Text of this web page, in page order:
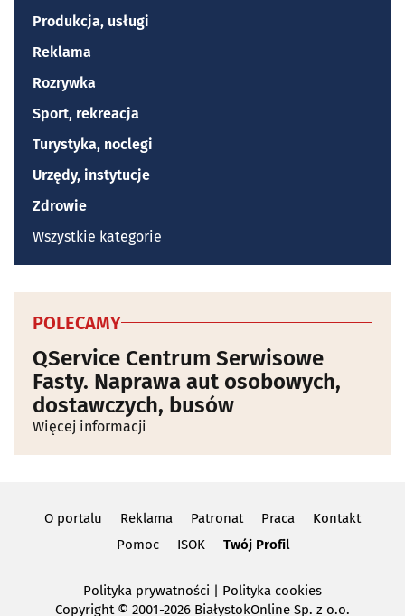
Produkcja, usługi
Reklama
Rozrywka
Sport, rekreacja
Turystyka, noclegi
Urzędy, instytucje
Zdrowie
Wszystkie kategorie
POLECAMY
QService Centrum Serwisowe
Fasty. Naprawa aut osobowych,
dostawczych, busów
Więcej informacji
O portalu Reklama Patronat Praca
Kontakt
Pomoc
ISOK Twój Profil
Polityka prywatności | Polityka cookies
Copyright© 2001-2026 BiałystokOnline Sp. z o.o.